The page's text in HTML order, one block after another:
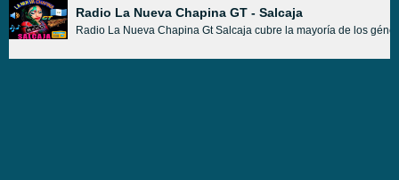
Radio La Nueva Chapina GT - Salcaja
Radio La Nueva Chapina Gt Salcaja cubre la mayoría de los